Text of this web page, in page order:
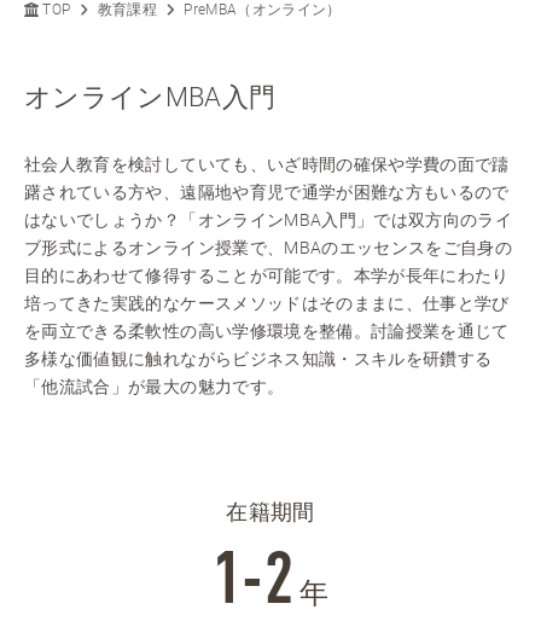
TOP 教育課程 PreMBA（オンライン）
オンラインMBA入門
社会人教育を検討していても、いざ時間の確保や学費の面で躊
躇されている方や、遠隔地や育児で通学が困難な方もいるので
はないでしょうか？「オンラインMBA入門」では双方向のライ
ブ形式によるオンライン授業で、MBAのエッセンスをご自身の
目的にあわせて修得することが可能です。本学が長年にわたり
培ってきた実践的なケースメソッドはそのままに、仕事と学び
を両立できる柔軟性の高い学修環境を整備。討論授業を通じて
多様な価値観に触れながらビジネス知識・スキルを研鑽する
「他流試合」が最大の魅力です。
在籍期間
1-2 年